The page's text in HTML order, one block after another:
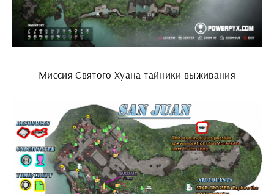
Миссия Святого Хуана тайники выживания